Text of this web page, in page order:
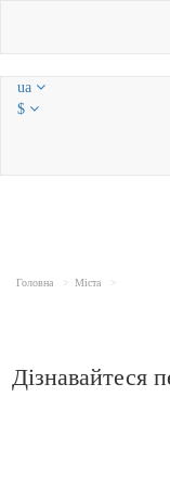
ua
$
Головна Міста
Дізнавайтеся